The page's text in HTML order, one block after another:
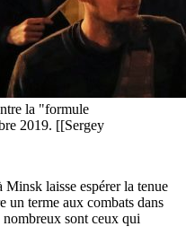
la "formule
2019. [[Sergey
laisse espérer la tenue
un terme aux combats dans
nombreux sont ceux qui